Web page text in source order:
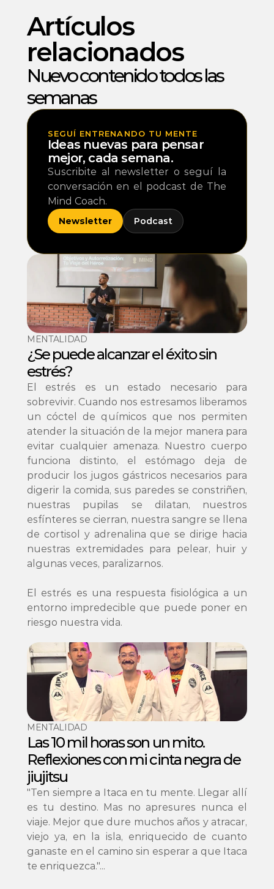
Artículos
relacionados
Nuevo contenido todos las
semanas
SEGUÍ ENTRENANDO TU MENTE
Ideas nuevas para pensar
mejor, cada semana.
Suscribite al newsletter o seguí la
conversación en el podcast de The
Mind Coach.
Newsletter Podcast
MENTALIDAD
¿Se puede alcanzar el éxito sin
estrés?
El estrés es un estado necesario para
sobrevivir. Cuando nos estresamos liberamos
un cóctel de químicos que nos permiten
atender la situación de la mejor manera para
evitar cualquier amenaza. Nuestro cuerpo
funciona distinto, el estómago deja de
producir los jugos gástricos necesarios para
digerir la comida, sus paredes se constriñen,
nuestras pupilas se dilatan, nuestros
esfínteres se cierran, nuestra sangre se llena
de cortisol y adrenalina que se dirige hacia
nuestras extremidades para pelear, huir y
algunas veces, paralizarnos.
El estrés es una respuesta fisiológica a un
entorno impredecible que puede poner en
riesgo nuestra vida.
MENTALIDAD
Las 10 mil horas son un mito.
Reflexiones con mi cinta negra de
jiujitsu
"Ten siempre a Itaca en tu mente. Llegar allí
es tu destino. Mas no apresures nunca el
viaje. Mejor que dure muchos años y atracar,
viejo ya, en la isla, enriquecido de cuanto
ganaste en el camino sin esperar a que Itaca
te enriquezca."...